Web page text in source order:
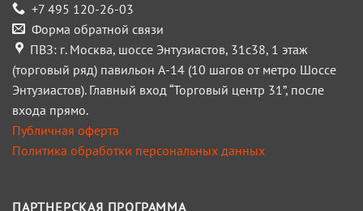
+7 495 120-26-03
Форма обратной связи
ПВЗ: г. Москва, шоссе Энтузиастов, 31с38, 1 этаж
(торговый ряд) павильон А-14 (10 шагов от метро Шоссе
Энтузиастов). Главный вход “Торговый центр 31”, после
входа прямо.
Публичная оферта
Политика обработки персональных данных
ПАРТНЕРСКАЯ ПРОГРАММА